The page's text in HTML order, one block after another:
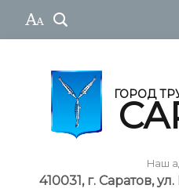
ГОРОД
Наш
410031, г. Саратов,